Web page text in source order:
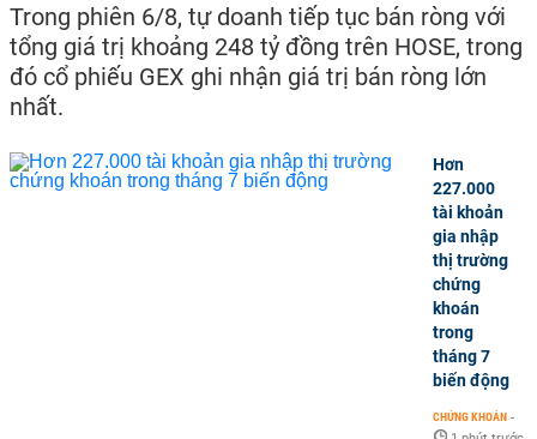
Trong phiên 6/8, tự doanh tiếp tục bán ròng với
tổng giá trị khoảng 248 tỷ đồng trên HOSE, trong
đó cổ phiếu GEX ghi nhận giá trị bán ròng lớn
nhất.
Hơn
227.000
tài khoản
gia nhập
thị trường
chứng
khoán
trong
tháng 7
biến động
CHỨNG KHOÁN -